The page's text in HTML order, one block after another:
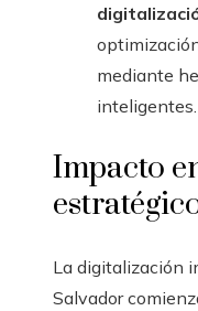
mediante
inteligentes.
Impacto
La digitalización
Salvador